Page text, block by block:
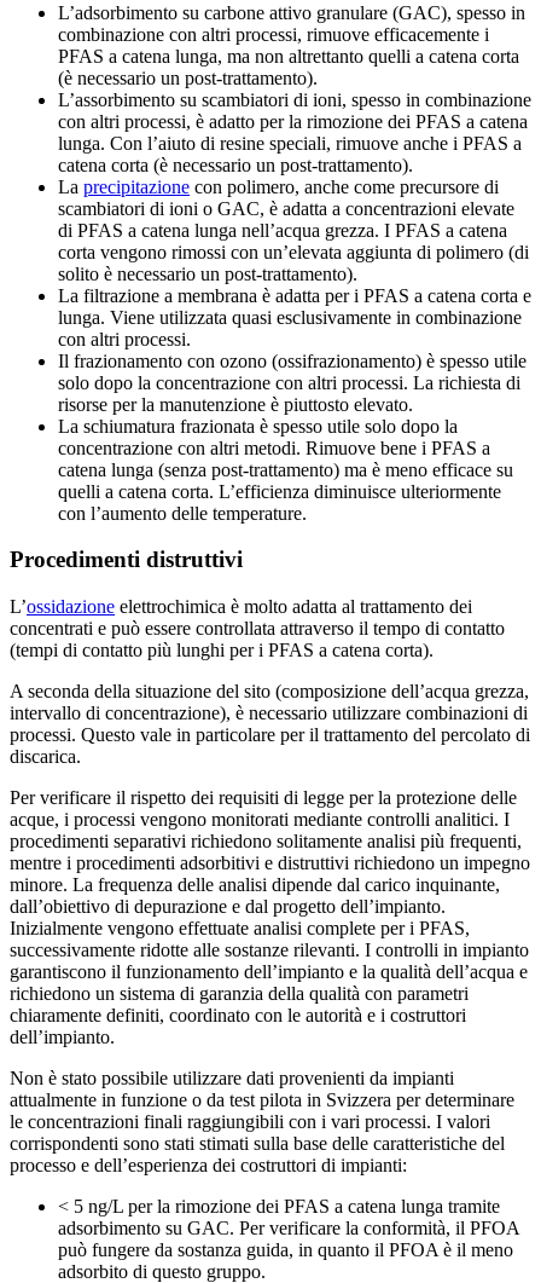
L’adsorbimento su carbone attivo granulare (GAC), spesso in
combinazione con altri processi, rimuove efficacemente i
PFAS a catena lunga, ma non altrettanto quelli a catena corta
(è necessario un post-trattamento).
L’assorbimento su scambiatori di ioni, spesso in combinazione
con altri processi, è adatto per la rimozione dei PFAS a catena
lunga. Con l’aiuto di resine speciali, rimuove anche i PFAS a
catena corta (è necessario un post-trattamento).
La precipitazione con polimero, anche come precursore di
scambiatori di ioni o GAC, è adatta a concentrazioni elevate
di PFAS a catena lunga nell’acqua grezza. I PFAS a catena
corta vengono rimossi con un’elevata aggiunta di polimero (di
solito è necessario un post-trattamento).
La filtrazione a membrana è adatta per i PFAS a catena corta e
lunga. Viene utilizzata quasi esclusivamente in combinazione
con altri processi.
Il frazionamento con ozono (ossifrazionamento) è spesso utile
solo dopo la concentrazione con altri processi. La richiesta di
risorse per la manutenzione è piuttosto elevato.
La schiumatura frazionata è spesso utile solo dopo la
concentrazione con altri metodi. Rimuove bene i PFAS a
catena lunga (senza post-trattamento) ma è meno efficace su
quelli a catena corta. L’efficienza diminuisce ulteriormente
con l’aumento delle temperature.
Procedimenti distruttivi
L’ossidazione elettrochimica è molto adatta al trattamento dei
concentrati e può essere controllata attraverso il tempo di contatto
(tempi di contatto più lunghi per i PFAS a catena corta).
A seconda della situazione del sito (composizione dell’acqua grezza,
intervallo di concentrazione), è necessario utilizzare combinazioni di
processi. Questo vale in particolare per il trattamento del percolato di
discarica.
Per verificare il rispetto dei requisiti di legge per la protezione delle
acque, i processi vengono monitorati mediante controlli analitici. I
procedimenti separativi richiedono solitamente analisi più frequenti,
mentre i procedimenti adsorbitivi e distruttivi richiedono un impegno
minore. La frequenza delle analisi dipende dal carico inquinante,
dall’obiettivo di depurazione e dal progetto dell’impianto.
Inizialmente vengono effettuate analisi complete per i PFAS,
successivamente ridotte alle sostanze rilevanti. I controlli in impianto
garantiscono il funzionamento dell’impianto e la qualità dell’acqua e
richiedono un sistema di garanzia della qualità con parametri
chiaramente definiti, coordinato con le autorità e i costruttori
dell’impianto.
Non è stato possibile utilizzare dati provenienti da impianti
attualmente in funzione o da test pilota in Svizzera per determinare
le concentrazioni finali raggiungibili con i vari processi. I valori
corrispondenti sono stati stimati sulla base delle caratteristiche del
processo e dell’esperienza dei costruttori di impianti:
< 5 ng/L per la rimozione dei PFAS a catena lunga tramite
adsorbimento su GAC. Per verificare la conformità, il PFOA
può fungere da sostanza guida, in quanto il PFOA è il meno
adsorbito di questo gruppo.